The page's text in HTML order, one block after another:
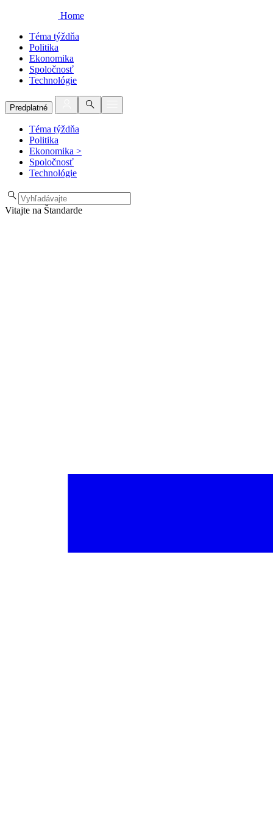
Home
Téma týždňa
Politika
Ekonomika
Spoločnosť
Technológie
Predplatné
Téma týždňa
Politika
Ekonomika >
Spoločnosť
Technológie
Vitajte na Štandarde